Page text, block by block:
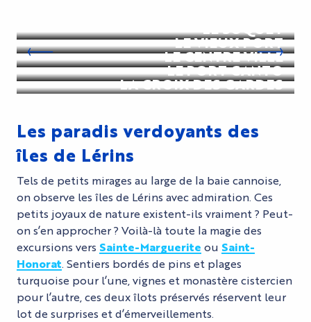
LE SUQUET
LE VIEUX PORT
LE CENTRE VILLE
LE PORT CANTO
LA CROIX DES GARDES
Les paradis verdoyants des
îles de Lérins
Tels de petits mirages au large de la baie cannoise,
on observe les îles de Lérins avec admiration. Ces
petits joyaux de nature existent-ils vraiment ? Peut-
on s’en approcher ? Voilà-là toute la magie des
excursions vers Sainte-Marguerite ou Saint-
Honorat. Sentiers bordés de pins et plages
turquoise pour l’une, vignes et monastère cistercien
pour l’autre, ces deux îlots préservés réservent leur
lot de surprises et d’émerveillements.